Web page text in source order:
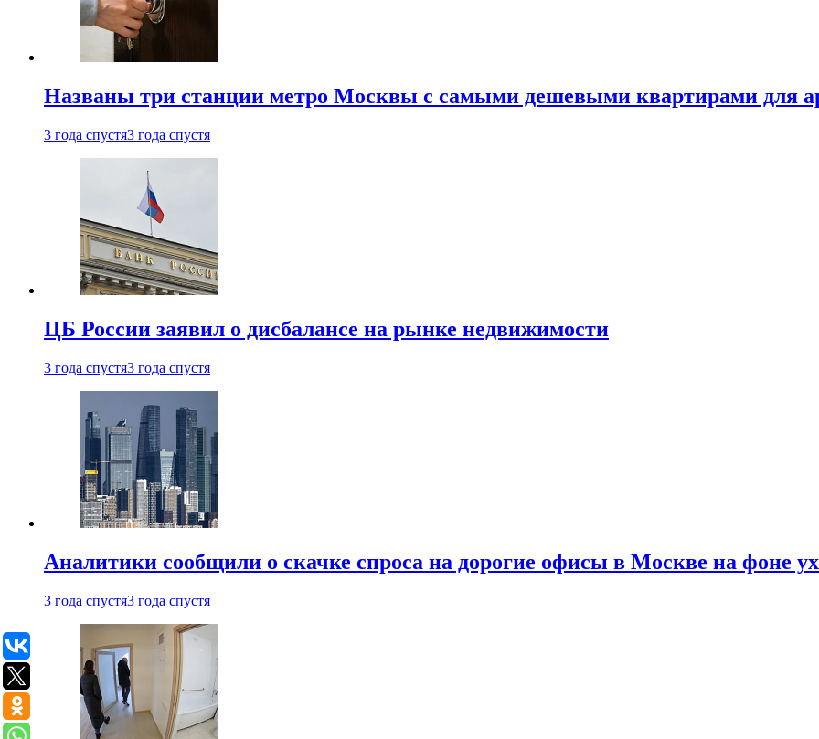
Названы три станции метро Москвы с самыми дешевыми квартирами для
3 года спустя3 года спустя
ЦБ России заявил о дисбалансе на рынке недвижимости
3 года спустя3 года спустя
Аналитики сообщили о скачке спроса на дорогие офисы в Москве на фоне
3 года спустя3 года спустя